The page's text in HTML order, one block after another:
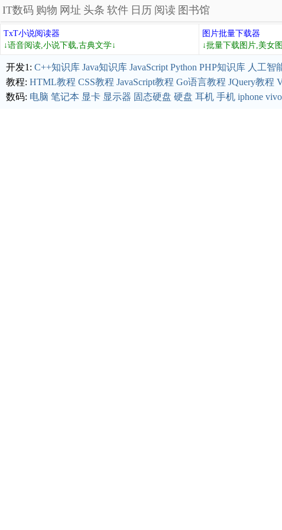
IT数码 购物 网址 头条 软件 日历 阅读 图书馆
TxT小说阅读器
↓语音阅读,小说下载,古典文学↓
图片批量下载器
↓批量下载图片,美女
开发1: C++知识库 Java知识库 JavaScript Python PHP知识库 人工智
教程: HTML教程 CSS教程 JavaScript教程 Go语言教程 JQuery教程
数码: 电脑 笔记本 显卡 显示器 固态硬盘 硬盘 耳机 手机 iphone vivo